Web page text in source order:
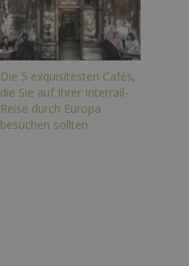
Die 5 exquisitesten Cafés,
die Sie auf Ihrer Interrail-
Reise durch Europa
besuchen sollten